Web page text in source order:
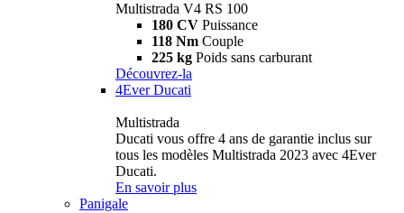
Multistrada V4 RS 100
180 CV Puissance
118 Nm Couple
225 kg Poids sans carburant
Découvrez-la
4Ever Ducati
Multistrada
Ducati vous offre 4 ans de garantie inclus sur
tous les modèles Multistrada 2023 avec 4Ever
Ducati.
En savoir plus
Panigale